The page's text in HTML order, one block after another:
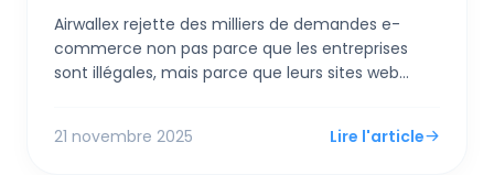
Airwallex rejette des milliers de demandes e-
commerce non pas parce que les entreprises
sont illégales, mais parce que leurs sites web
21 novembre 2025 Lire l'article